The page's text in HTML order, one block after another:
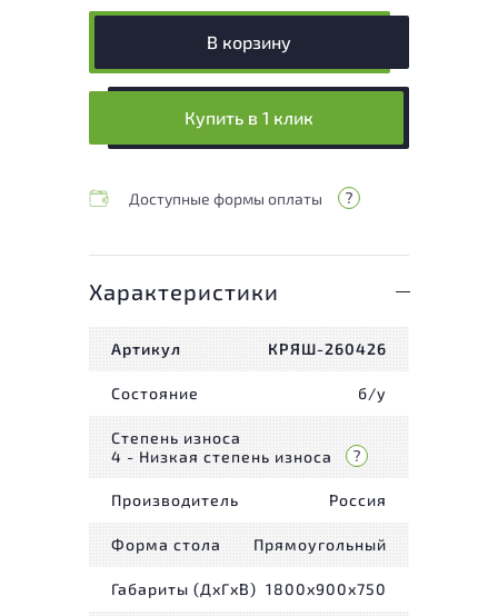
В корзину
Купить в 1 клик
Доступные формы оплаты
Характеристики
Артикул КРЯШ-260426
Состояние б/у
Степень износа
4 - Низкая степень износа
Производитель Россия
Форма стола Прямоугольный
Габариты (ДxГxВ) 1800x900x750